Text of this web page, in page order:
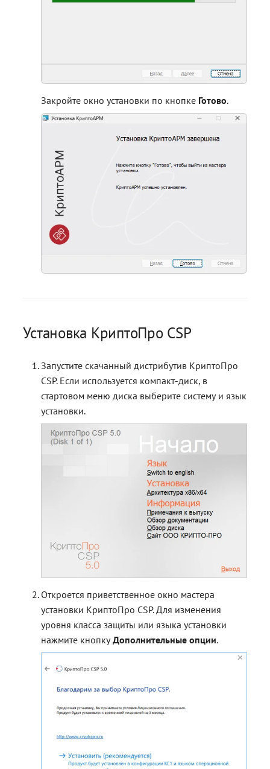
Закройте окно установки по кнопке Готово.
Установка КриптоПро CSP
Запустите скачанный дистрибутив КриптоПро
CSP. Если используется компакт-диск, в
стартовом меню диска выберите систему и язык
установки.
Откроется приветственное окно мастера
установки КриптоПро CSP. Для изменения
уровня класса защиты или языка установки
нажмите кнопкуДополнительные опции.